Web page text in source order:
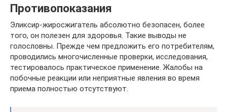
Противопоказания
Эликсир-жиросжигатель абсолютно безопасен, более
того, он полезен для здоровья. Такие выводы не
голословны. Прежде чем предложить его потребителям,
проводились многочисленные проверки, исследования,
тестировалось практическое применение. Жалобы на
побочные реакции или неприятные явления во время
приема полностью отсутствуют.